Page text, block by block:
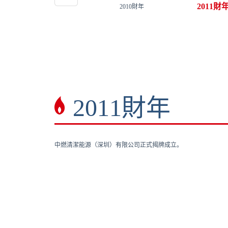
2010財年 2011財
2011財年
中燃清潔能源（深圳）有限公司正式揭牌成立。